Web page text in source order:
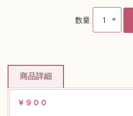
数量
商品詳細
￥９００